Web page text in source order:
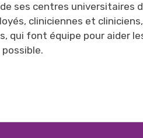
ses centres universitaires
cliniciennes et
qui font équipe pour aider